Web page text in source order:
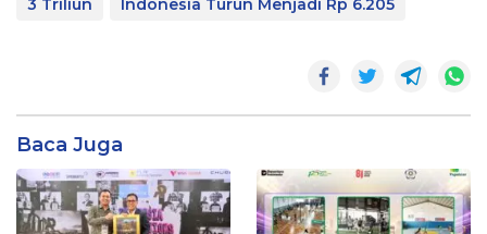
3 Triliun Indonesia Turun Menjadi Rp 6.205
Baca Juga